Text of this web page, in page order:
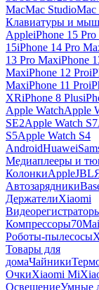
MacMac StudioMac
Клавиатуры и
AppleiPhone 15
15iPhone 14 Pro
13 Pro MaxiPhone
MaxiPhone 12 Pro
MaxiPhone 11 Pro
XRiPhone 8 Plus
Apple WatchApple
SE2Apple Watch S7
S5Apple Watch S4
AndroidHuawei
Медиаплееры и
КолонкиAppleJBL
Автозарядники
ДержателиXiaomi
Компрессоры70Mai
Роботы-пылесосы
Товары для
домаЧайники
ОчкиXiaomi Mi
ОсвещениеУмные